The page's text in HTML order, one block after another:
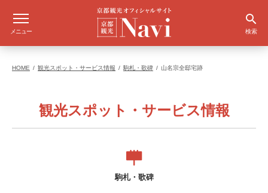
メニュー 検索
HOME 観光スポット・サービス情報 駒札・歌碑 山名宗全邸宅跡
観光スポット・サービス情報
駒札・歌碑